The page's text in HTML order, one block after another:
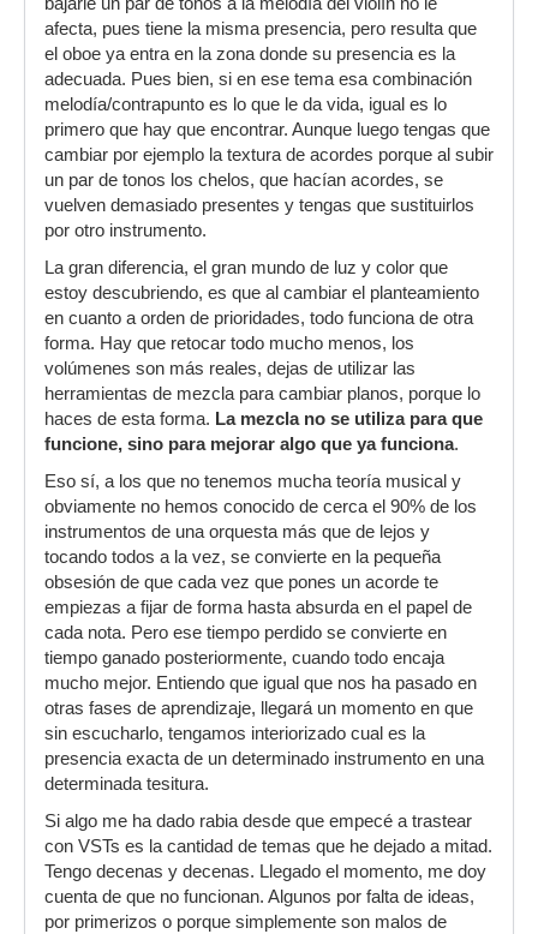
bajarle un par de tonos a la melodía del violín no le
afecta, pues tiene la misma presencia, pero resulta que
el oboe ya entra en la zona donde su presencia es la
adecuada. Pues bien, si en ese tema esa combinación
melodía/contrapunto es lo que le da vida, igual es lo
primero que hay que encontrar. Aunque luego tengas que
cambiar por ejemplo la textura de acordes porque al subir
un par de tonos los chelos, que hacían acordes, se
vuelven demasiado presentes y tengas que sustituirlos
por otro instrumento.
La gran diferencia, el gran mundo de luz y color que
estoy descubriendo, es que al cambiar el planteamiento
en cuanto a orden de prioridades, todo funciona de otra
forma. Hay que retocar todo mucho menos, los
volúmenes son más reales, dejas de utilizar las
herramientas de mezcla para cambiar planos, porque lo
haces de esta forma. La mezcla no se utiliza para que
funcione, sino para mejorar algo que ya funciona.
Eso sí, a los que no tenemos mucha teoría musical y
obviamente no hemos conocido de cerca el 90% de los
instrumentos de una orquesta más que de lejos y
tocando todos a la vez, se convierte en la pequeña
obsesión de que cada vez que pones un acorde te
empiezas a fijar de forma hasta absurda en el papel de
cada nota. Pero ese tiempo perdido se convierte en
tiempo ganado posteriormente, cuando todo encaja
mucho mejor. Entiendo que igual que nos ha pasado en
otras fases de aprendizaje, llegará un momento en que
sin escucharlo, tengamos interiorizado cual es la
presencia exacta de un determinado instrumento en una
determinada tesitura.
Si algo me ha dado rabia desde que empecé a trastear
con VSTs es la cantidad de temas que he dejado a mitad.
Tengo decenas y decenas. Llegado el momento, me doy
cuenta de que no funcionan. Algunos por falta de ideas,
por primerizos o porque simplemente son malos de